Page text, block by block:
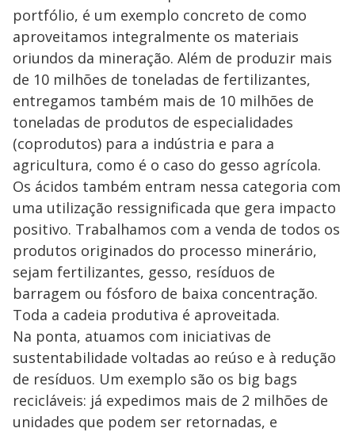
portfólio, é um exemplo concreto de como
aproveitamos integralmente os materiais
oriundos da mineração. Além de produzir mais
de 10 milhões de toneladas de fertilizantes,
entregamos também mais de 10 milhões de
toneladas de produtos de especialidades
(coprodutos) para a indústria e para a
agricultura, como é o caso do gesso agrícola.
Os ácidos também entram nessa categoria com
uma utilização ressignificada que gera impacto
positivo. Trabalhamos com a venda de todos os
produtos originados do processo minerário,
sejam fertilizantes, gesso, resíduos de
barragem ou fósforo de baixa concentração.
Toda a cadeia produtiva é aproveitada.
Na ponta, atuamos com iniciativas de
sustentabilidade voltadas ao reúso e à redução
de resíduos. Um exemplo são os big bags
recicláveis: já expedimos mais de 2 milhões de
unidades que podem ser retornadas, e